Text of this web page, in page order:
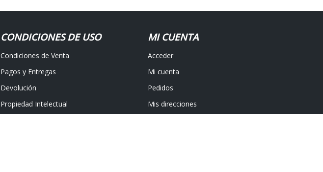
CONDICIONES DE USO
Condiciones de Venta
Pagos y Entregas
Devolución
Propiedad Intelectual
MI CUENTA
Acceder
Mi cuenta
Pedidos
Mis direcciones